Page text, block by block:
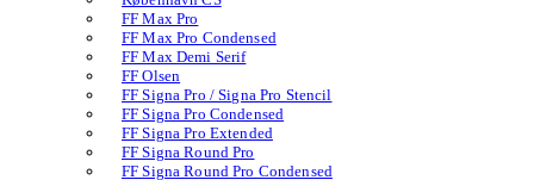
FF Max Pro
FF Max Pro Condensed
FF Max Demi Serif
FF Olsen
FF Signa Pro / Signa Pro Stencil
FF Signa Pro Condensed
FF Signa Pro Extended
FF Signa Round Pro
FF Signa Round Pro Condensed